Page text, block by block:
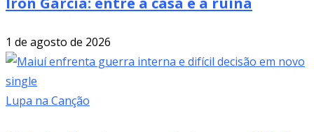
1 de agosto de 2026
Lupa na Canção